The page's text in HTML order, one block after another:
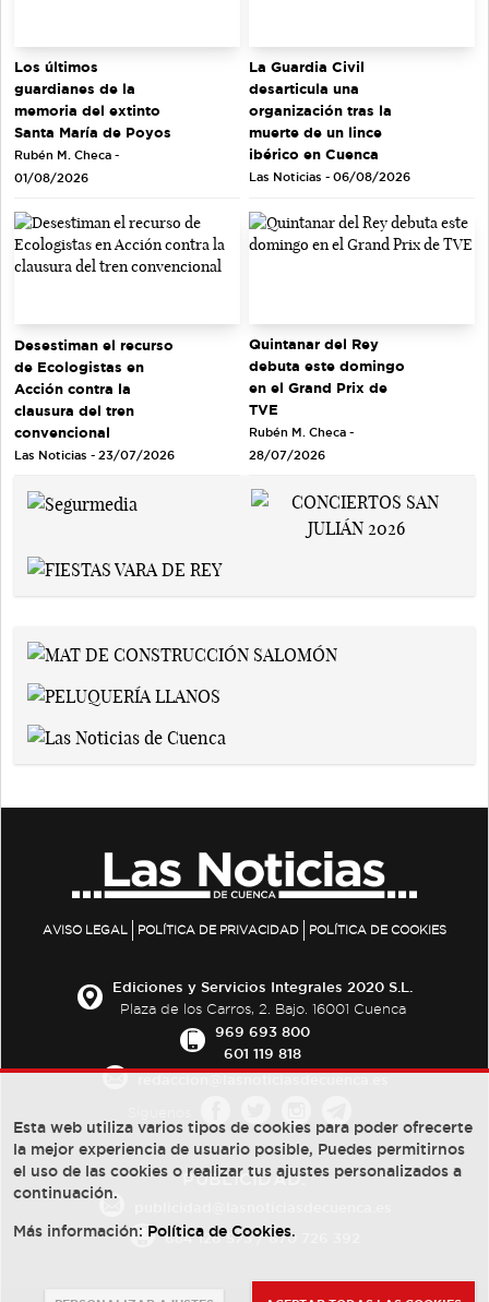
Los últimos
guardianes de la
memoria del extinto
Santa María de Poyos
Rubén M. Checa -
01/08/2026
La Guardia Civil
desarticula una
organización tras la
muerte de un lince
ibérico en Cuenca
Las Noticias - 06/08/2026
Desestiman el recurso
de Ecologistas en
Acción contra la
clausura del tren
convencional
Las Noticias - 23/07/2026
Quintanar del Rey
debuta este domingo
en el Grand Prix de
TVE
Rubén M. Checa -
28/07/2026
AVISO LEGAL POLÍTICA DE PRIVACIDAD POLÍTICA DE COOKIES
Ediciones y Servicios Integrales 2020 S.L.
Plaza de los Carros, 2. Bajo. 16001 Cuenca
969 693 800
601 119 818
PUBLICIDAD:
684 126 573/670 726 392
Esta web utiliza varios tipos de cookies para poder ofrecerte
la mejor experiencia de usuario posible, Puedes permitirnos
el uso de las cookies o realizar tus ajustes personalizados a
continuación.
Más información: Política de Cookies.